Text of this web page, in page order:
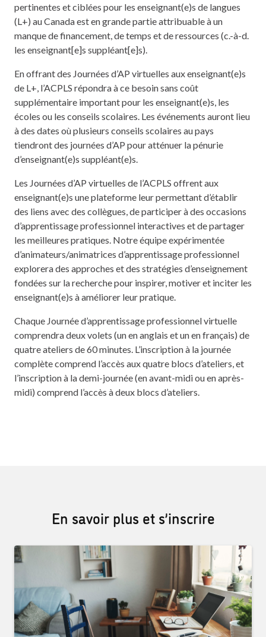
pertinentes et ciblées pour les enseignant(e)s de langues
(L+) au Canada est en grande partie attribuable à un
manque de financement, de temps et de ressources (c.-à-d.
les enseignant[e]s suppléant[e]s).
En offrant des Journées d’AP virtuelles aux enseignant(e)s
de L+, l’ACPLS répondra à ce besoin sans coût
supplémentaire important pour les enseignant(e)s, les
écoles ou les conseils scolaires. Les événements auront lieu
à des dates où plusieurs conseils scolaires au pays
tiendront des journées d’AP pour atténuer la pénurie
d’enseignant(e)s suppléant(e)s.
Les Journées d’AP virtuelles de l’ACPLS offrent aux
enseignant(e)s une plateforme leur permettant d’établir
des liens avec des collègues, de participer à des occasions
d’apprentissage professionnel interactives et de partager
les meilleures pratiques. Notre équipe expérimentée
d’animateurs/animatrices d’apprentissage professionnel
explorera des approches et des stratégies d’enseignement
fondées sur la recherche pour inspirer, motiver et inciter les
enseignant(e)s à améliorer leur pratique.
Chaque Journée d’apprentissage professionnel virtuelle
comprendra deux volets (un en anglais et un en français) de
quatre ateliers de 60 minutes. L’inscription à la journée
complète comprend l’accès aux quatre blocs d’ateliers, et
l’inscription à la demi-journée (en avant-midi ou en après-
midi) comprend l’accès à deux blocs d’ateliers.
En savoir plus et s’inscrire